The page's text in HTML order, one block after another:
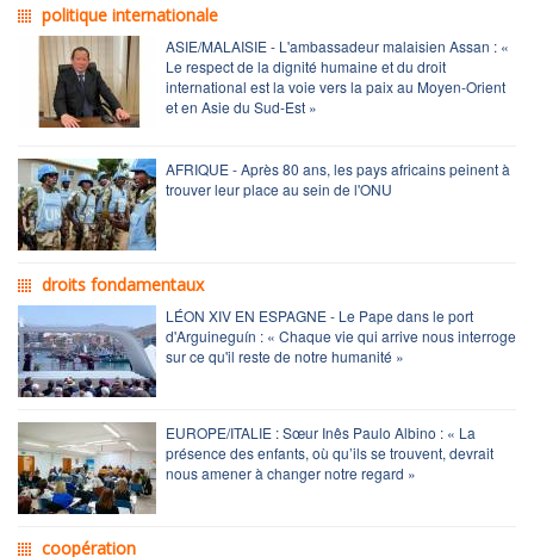
politique internationale
ASIE/MALAISIE - L'ambassadeur malaisien Assan : «
Le respect de la dignité humaine et du droit
international est la voie vers la paix au Moyen-Orient
et en Asie du Sud-Est »
AFRIQUE - Après 80 ans, les pays africains peinent à
trouver leur place au sein de l'ONU
droits fondamentaux
LÉON XIV EN ESPAGNE - Le Pape dans le port
d'Arguineguín : « Chaque vie qui arrive nous interroge
sur ce qu'il reste de notre humanité »
EUROPE/ITALIE : Sœur Inês Paulo Albino : « La
présence des enfants, où qu’ils se trouvent, devrait
nous amener à changer notre regard »
coopération